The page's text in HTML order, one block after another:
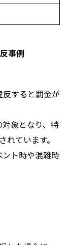
事例
すると罰金が
象となり、特
ています。
ト時や混雑時